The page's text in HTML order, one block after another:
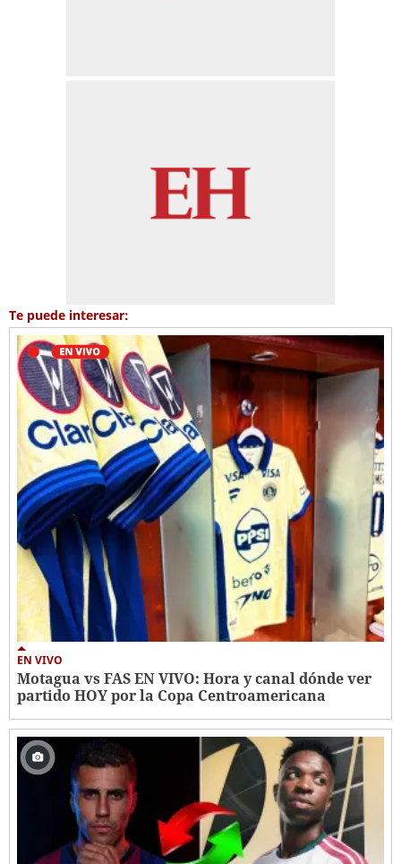
Te puede interesar:
EN VIVO
Motagua vs FAS EN VIVO: Hora y canal dónde ver
partido HOY por la Copa Centroamericana